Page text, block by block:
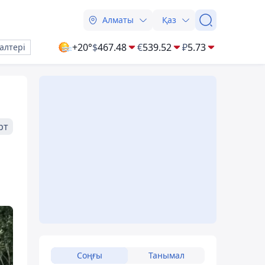
Алматы Қаз
+20°$467.48 €539.52 ₽5.73
Соңғы Танымал